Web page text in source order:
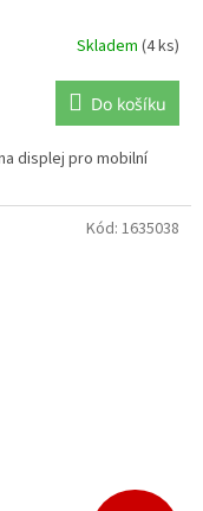
Skladem (4 ks)
Do košíku
displej pro mobilní
Kód: 1635038